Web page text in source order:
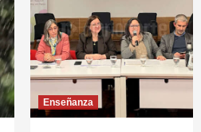
Enseñanza